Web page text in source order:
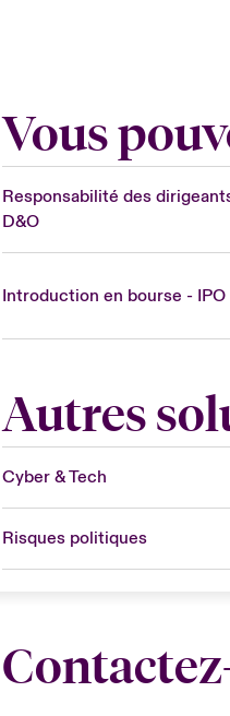
Vous
Responsabilité des
D&O
Introduction en bourse - IPO
Autres
Cyber & Tech
Risques politiques